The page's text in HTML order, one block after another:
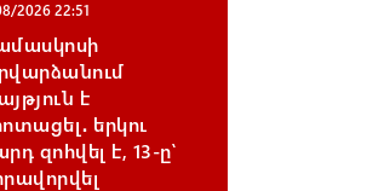
2026 22:51
է
երկու
զոհվել է, 13-ը՝